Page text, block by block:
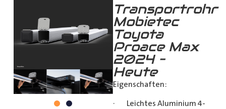
Transportrohr
Mobietec
Toyota
Proace Max
2024 –
Heute
Eigenschaften:
· Leichtes Aluminium 4-